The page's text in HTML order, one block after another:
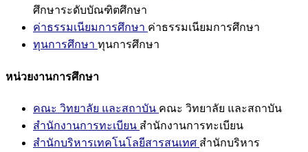
ศึกษาระดับบัณฑิตศึกษา
ค่าธรรมเนียมการศึกษา ค่าธรรมเนียมการศึกษา
ทุนการศึกษา ทุนการศึกษา
หน่วยงานการศึกษา
คณะ วิทยาลัย และสถาบัน คณะ วิทยาลัย และสถาบัน
สำนักงานการทะเบียน สำนักงานการทะเบียน
สำนักบริหารเทคโนโลยีสารสนเทศ สำนักบริหาร